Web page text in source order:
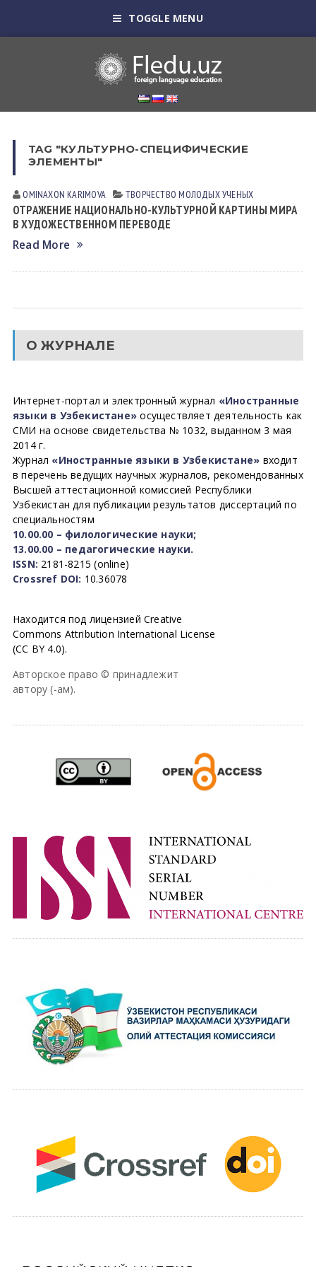
TOGGLE MENU
TAG "КУЛЬТУРНО-СПЕЦИФИЧЕСКИЕ
ЭЛЕМЕНТЫ"
OMINAXON KARIMOVA ТВОРЧЕСТВО МОЛОДЫХ УЧЕНЫХ
ОТРАЖЕНИЕ НАЦИОНАЛЬНО-КУЛЬТУРНОЙ КАРТИНЫ МИРА
В ХУДОЖЕСТВЕННОМ ПЕРЕВОДЕ
Read More
О ЖУРНАЛЕ
Интернет-портал и электронный журнал «Иностранные
языки в Узбекистане» осуществляет деятельность как
СМИ на основе свидетельства № 1032, выданном 3 мая
2014 г.
Журнал «Иностранные языки в Узбекистане» входит
в перечень ведущих научных журналов, рекомендованных
Высшей аттестационной комиссией Республики
Узбекистан для публикации результатов диссертаций по
специальностям
10.00.00 – филологические науки;
13.00.00 – педагогические науки.
ISSN: 2181-8215 (online)
Crossref DOI: 10.36078
Находится под лицензией Creative
Commons Attribution International License
(CC BY 4.0).
Авторское право © принадлежит
автору (-ам).